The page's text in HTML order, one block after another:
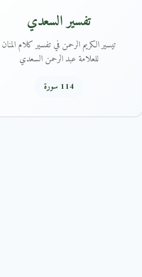
تفسير السعدي
تيسير الكريم الرحمن في تفسير كلام المنان
للعلامة عبد الرحمن السعدي
114 سورة